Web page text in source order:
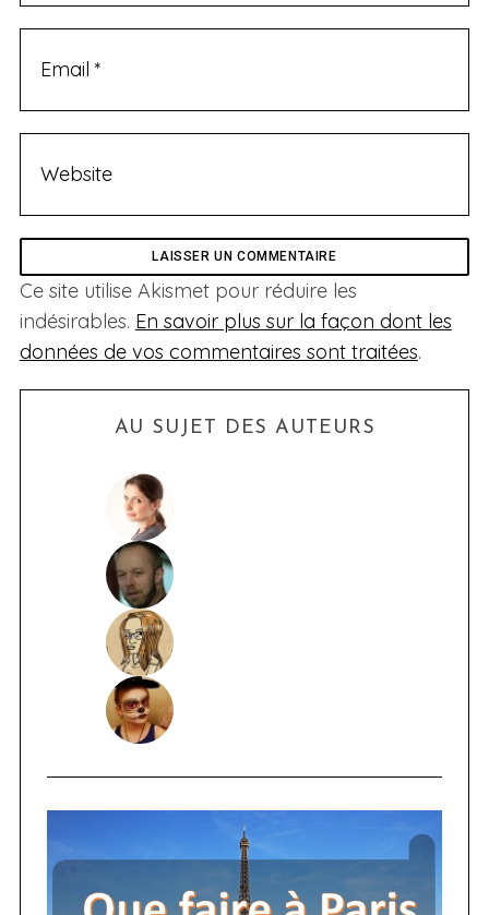
Ce site utilise Akismet pour réduire les
indésirables. En savoir plus sur la façon dont les
données de vos commentaires sont traitées.
AU SUJET DES AUTEURS